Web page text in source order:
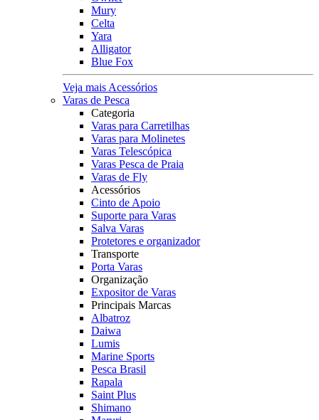
Mury
Celta
Yara
Alligator
Blue Fox
Veja mais Acessórios
Varas de Pesca
Categoria
Varas para Carretilhas
Varas para Molinetes
Varas Telescópica
Varas Pesca de Praia
Varas de Fly
Acessórios
Cinto de Apoio
Suporte para Varas
Salva Varas
Protetores e organizador
Transporte
Porta Varas
Organização
Expositor de Varas
Principais Marcas
Albatroz
Daiwa
Lumis
Marine Sports
Pesca Brasil
Rapala
Saint Plus
Shimano